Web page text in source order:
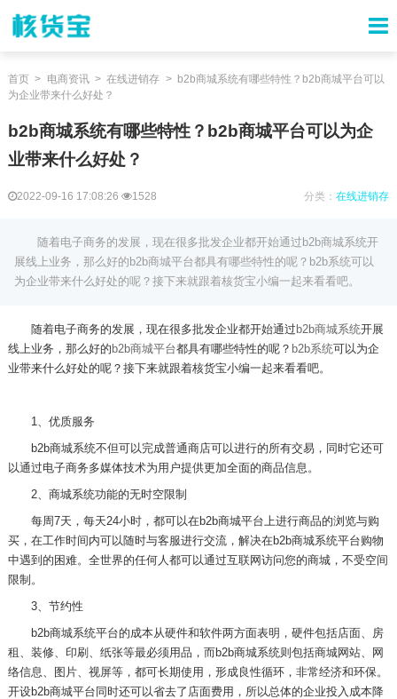
首页 电商资讯 在线进销存
b2b商城系统有哪些特性？b2b商城平台可以
为企业带来什么好处？
b2b商城系统有哪些特性？b2b商城平台可以为企
业带来什么好处？
2022-09-16 17:08:26 1528 分类：在线进销存
随着电子商务的发展，现在很多批发企业都开始通过b2b商城系统开
展线上业务，那么好的b2b商城平台都具有哪些特性的呢？b2b系统可以
为企业带来什么好处的呢？接下来就跟着核货宝小编一起来看看吧。
随着电子商务的发展，现在很多批发企业都开始通过 b2b商城系统开展
线上业务，那么好的 b2b商城平台都具有哪些特性的呢？ b2b系统可以为企
业带来什么好处的呢？接下来就跟着核货宝小编一起来看看吧。
1、优质服务
b2b商城系统不但可以完成普通商店可以进行的所有交易，同时它还可
以通过电子商务多媒体技术为用户提供更加全面的商品信息。
2、商城系统功能的无时空限制
每周7天，每天24小时，都可以在b2b商城平台上进行商品的浏览与购
买，在工作时间内可以随时与客服进行交流，解决在b2b商城系统平台购物
中遇到的困难。全世界的任何人都可以通过互联网访问您的商城，不受空间
限制。
3、节约性
b2b商城系统平台的成本从硬件和软件两方面表明，硬件包括店面、房
租、装修、印刷、纸张等最必须用品，而b2b商城系统则包括商城网站、网
络信息、图片、视屏等，都可长期使用，形成良性循环，非常经济和环保。
开设b2b商城平台同时还可以省去了店面费用，所以总体的企业投入成本降